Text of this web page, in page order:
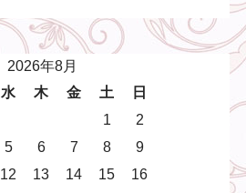
2026年8月
水 木 金 土
日
1
2
5 6 7 8
9
12 13 14 15
16